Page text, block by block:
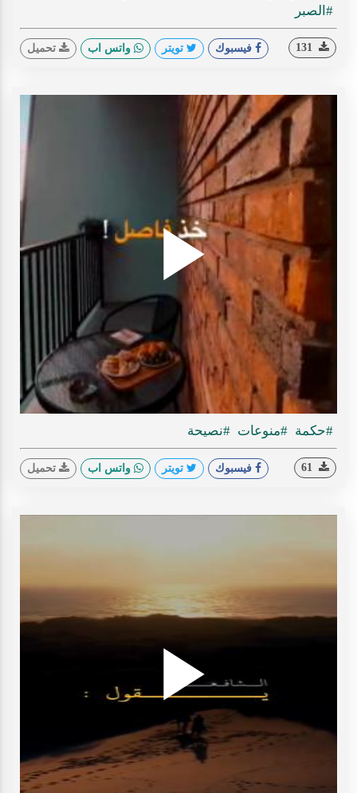
#الصبر
فيسبوك تويتر واتس اب تحميل
Play
#حكمة #منوعات #نصيحة
فيسبوك تويتر واتس اب تحميل
Play